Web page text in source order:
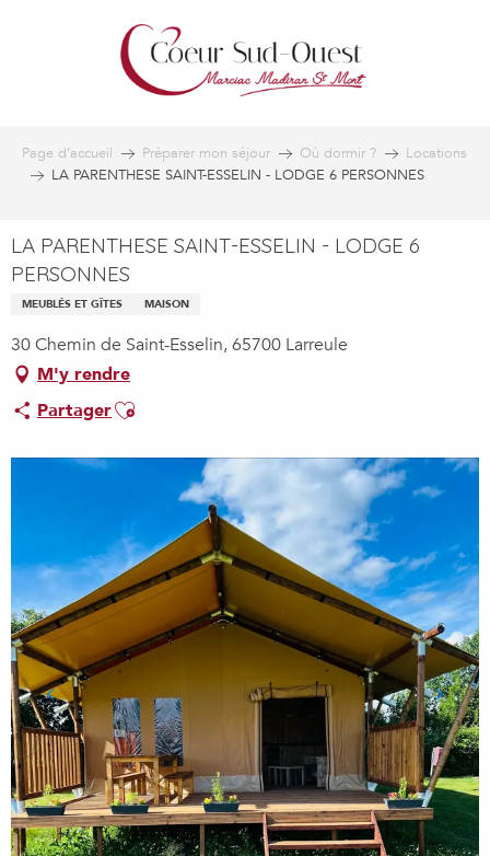
Page d’accueil Préparer mon séjour Où dormir ?
Locations
LA PARENTHESE SAINT-ESSELIN - LODGE 6 PERSONNES
LA PARENTHESE SAINT-ESSELIN - LODGE 6
PERSONNES
MEUBLÉS ET GÎTES MAISON
30 Chemin de Saint-Esselin, 65700 Larreule
M'y rendre
PartagerAjouter aux favoris